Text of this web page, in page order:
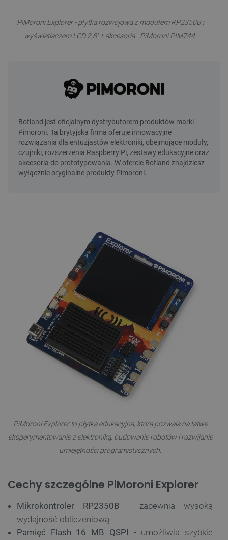
PiMoroni Explorer - płytka rozwojowa z modułem RP2350B i
wyświetlaczem LCD 2,8'' + akcesoria - PiMoroni PIM744.
PiMoroni Explorer to płytka edukacyjna, która pozwala na łatwe
eksperymentowanie z elektroniką, budowanie robotów i rozwijanie
umiejętności programistycznych.
Cechy szczególne PiMoroni Explorer
Mikrokontroler RP2350B - zapewnia wysoką
wydajność obliczeniową
Pamięć Flash 16 MB QSPI - umożliwia szybkie